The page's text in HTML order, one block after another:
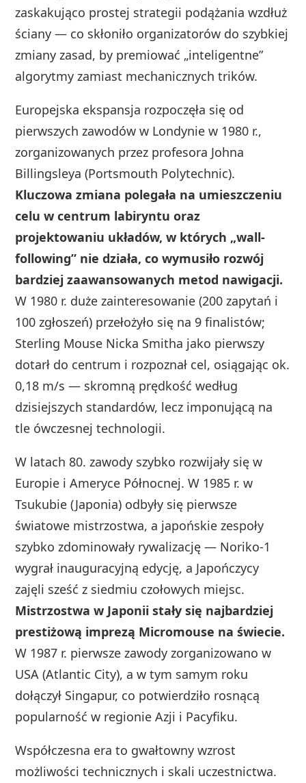
zaskakująco prostej strategii podążania wzdłuż
ściany — co skłoniło organizatorów do szybkiej
zmiany zasad, by premiować „inteligentne”
algorytmy zamiast mechanicznych trików.
Europejska ekspansja rozpoczęła się od
pierwszych zawodów w Londynie w 1980 r.,
zorganizowanych przez profesora Johna
Billingsleya (Portsmouth Polytechnic).
Kluczowa zmiana polegała na umieszczeniu
celu w centrum labiryntu oraz
projektowaniu układów, w których „wall-
following” nie działa, co wymusiło rozwój
bardziej zaawansowanych metod nawigacji.
W 1980 r. duże zainteresowanie (200 zapytań i
100 zgłoszeń) przełożyło się na 9 finalistów;
Sterling Mouse Nicka Smitha jako pierwszy
dotarł do centrum i rozpoznał cel, osiągając ok.
0,18 m/s — skromną prędkość według
dzisiejszych standardów, lecz imponującą na
tle ówczesnej technologii.
W latach 80. zawody szybko rozwijały się w
Europie i Ameryce Północnej. W 1985 r. w
Tsukubie (Japonia) odbyły się pierwsze
światowe mistrzostwa, a japońskie zespoły
szybko zdominowały rywalizację — Noriko-1
wygrał inauguracyjną edycję, a Japończycy
zajęli sześć z siedmiu czołowych miejsc.
Mistrzostwa w Japonii stały się najbardziej
prestiżową imprezą Micromouse na świecie.
W 1987 r. pierwsze zawody zorganizowano w
USA (Atlantic City), a w tym samym roku
dołączył Singapur, co potwierdziło rosnącą
popularność w regionie Azji i Pacyfiku.
Współczesna era to gwałtowny wzrost
możliwości technicznych i skali uczestnictwa.